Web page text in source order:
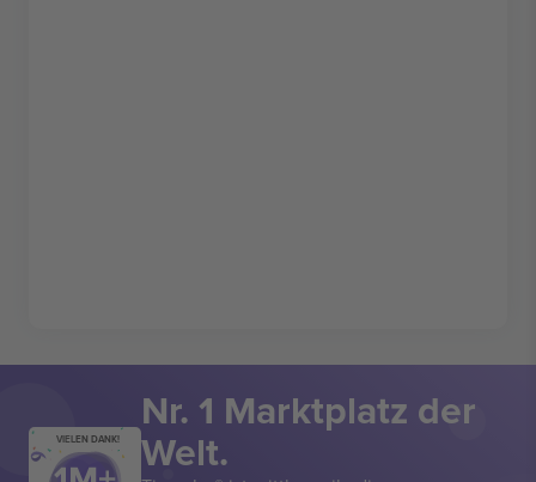
VIELEN DANK!
Nr. 1 Marktplatz der
Welt.